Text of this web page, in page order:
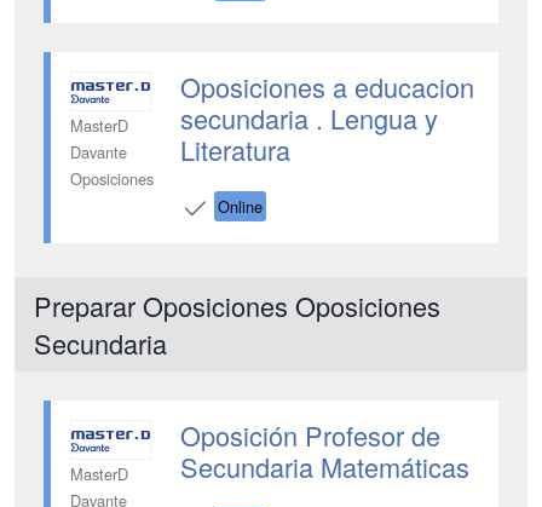
MasterD
Davante
Oposiciones
Oposiciones a educacion
secundaria . Lengua y
Literatura
Online
Preparar Oposiciones Oposiciones
Secundaria
MasterD
Davante
Oposición Profesor de
Secundaria Matemáticas